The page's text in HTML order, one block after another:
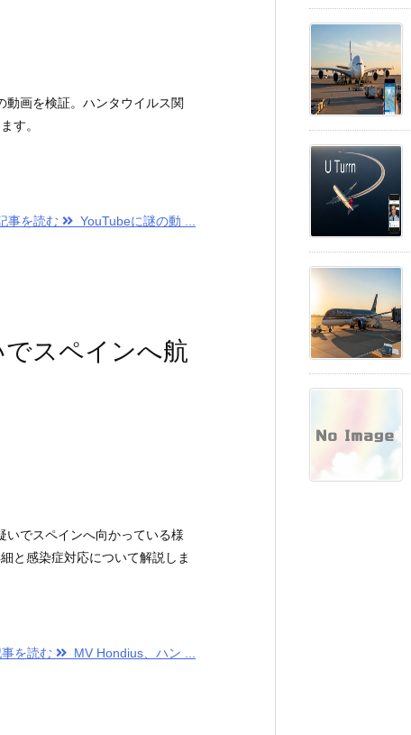
動画を検証。ハンタウイルス関
す。
事を読む YouTubeに謎の動 ...
スペインへ航
でスペインへ向かっている様
と感染症対応について解説しま
を読む MV Hondius、ハン ...